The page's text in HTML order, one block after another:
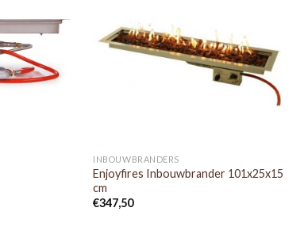
INBOUWBRANDERS
Enjoyfires Inbouwbrander 101x25x15
cm
€347,50